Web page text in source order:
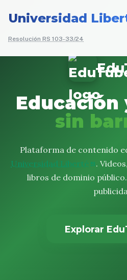
Universidad
Resolución RS 103-33/24
sin
Plataforma de contenido
Universidad Liberté
.
libros de dominio
Explorar